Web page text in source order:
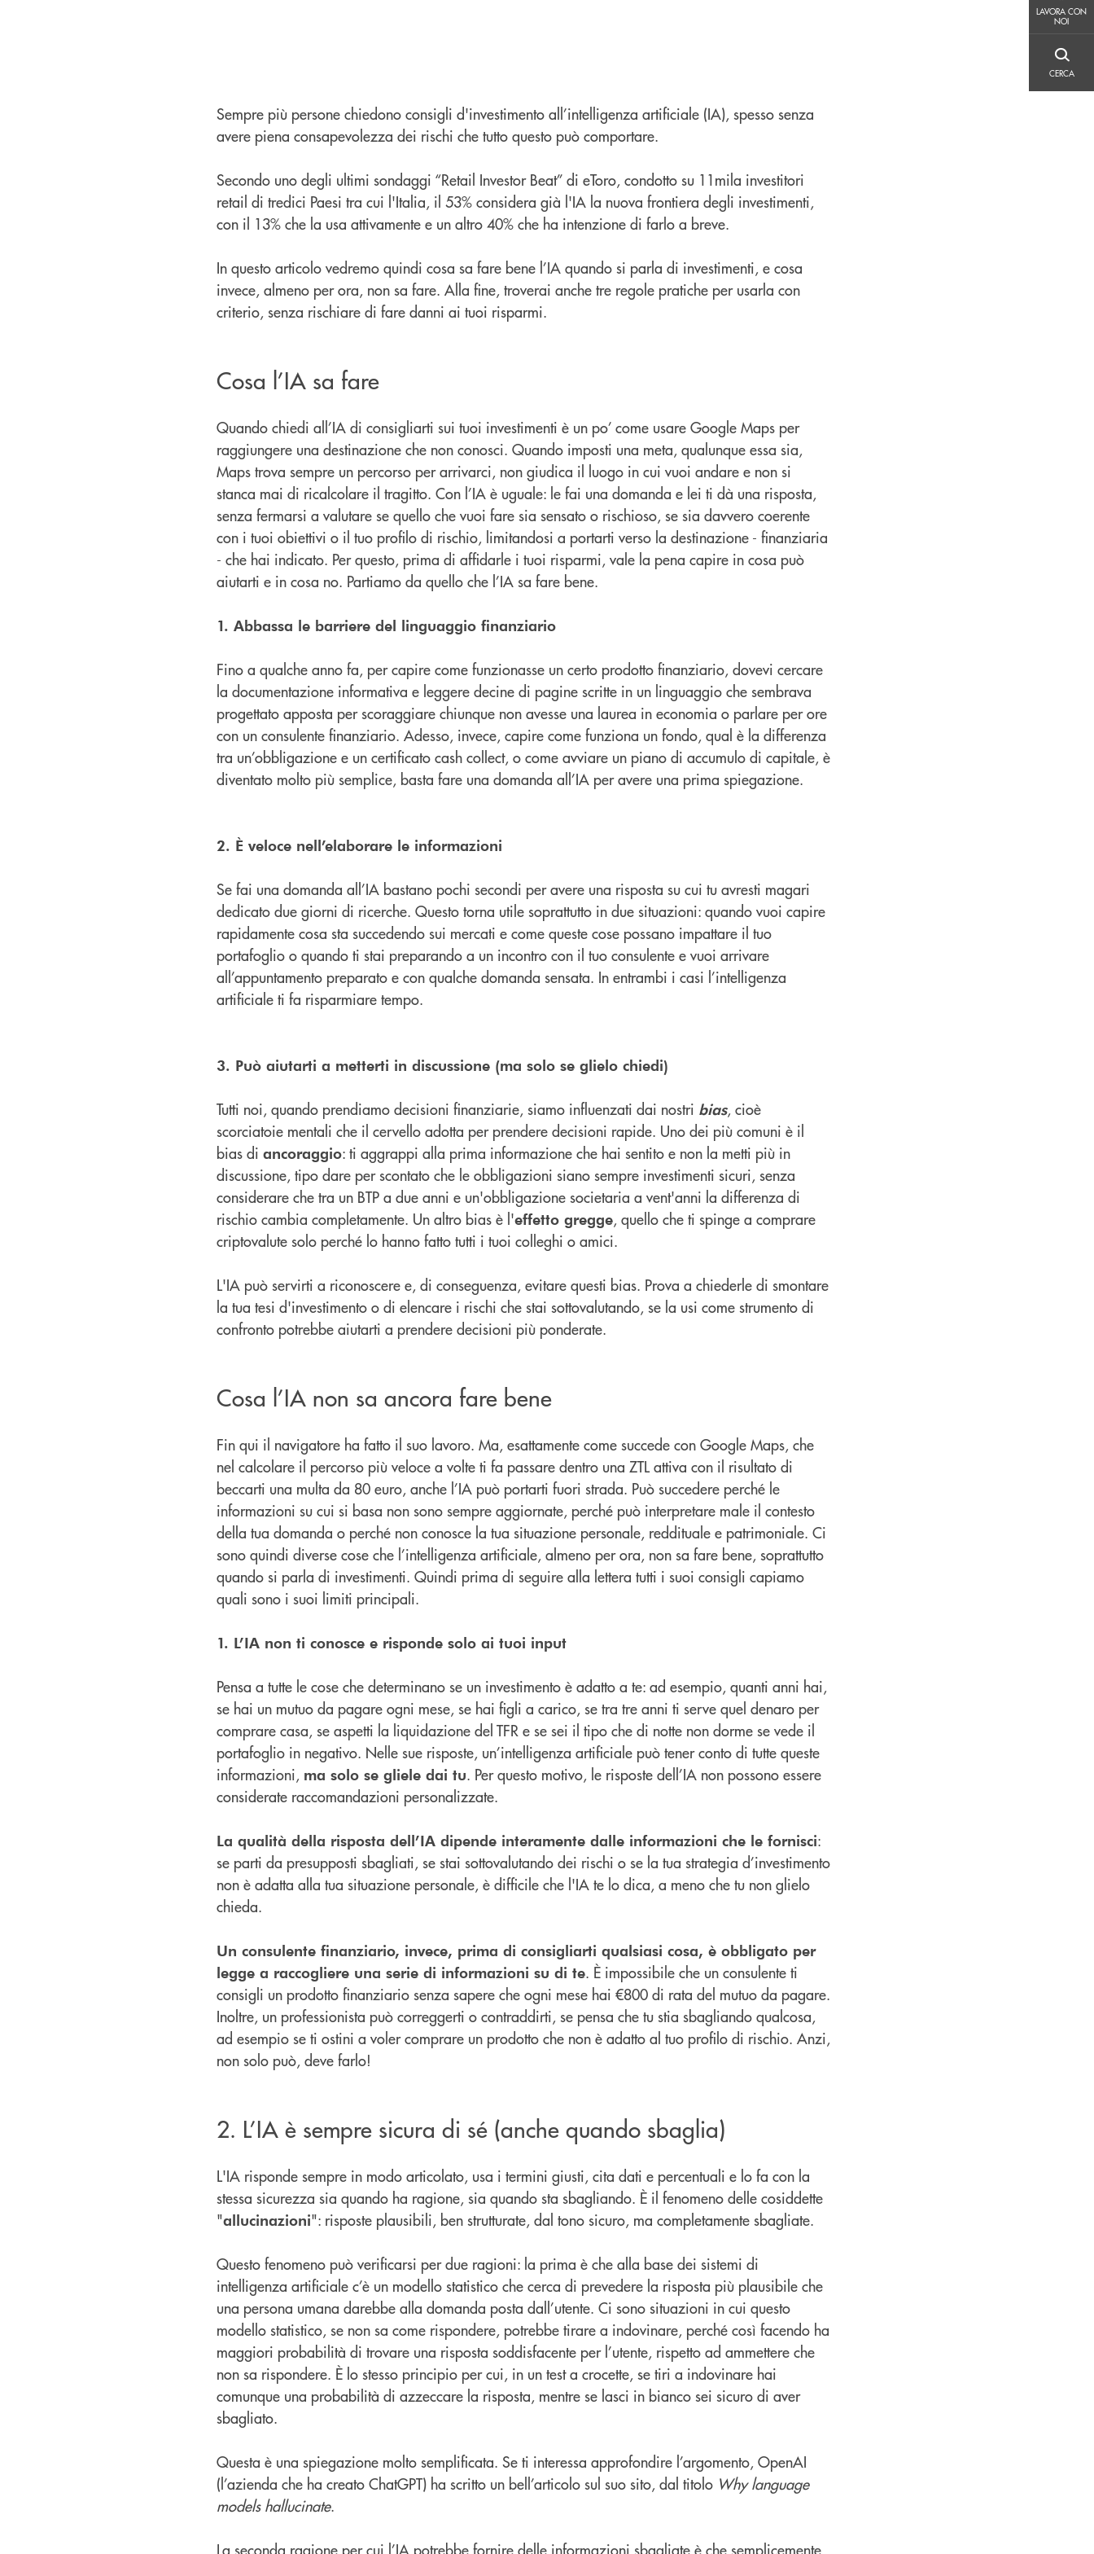
LAVORA CON
NOI
CERCA
Sempre più persone chiedono consigli d'investimento all’intelligenza artificiale (IA), spesso senza
avere piena consapevolezza dei rischi che tutto questo può comportare.
Secondo uno degli ultimi sondaggi “Retail Investor Beat” di eToro, condotto su 11mila investitori
retail di tredici Paesi tra cui l'Italia, il 53% considera già l'IA la nuova frontiera degli investimenti,
con il 13% che la usa attivamente e un altro 40% che ha intenzione di farlo a breve.
In questo articolo vedremo quindi cosa sa fare bene l’IA quando si parla di investimenti, e cosa
invece, almeno per ora, non sa fare. Alla fine, troverai anche tre regole pratiche per usarla con
criterio, senza rischiare di fare danni ai tuoi risparmi.
Cosa l’IA sa fare
Quando chiedi all’IA di consigliarti sui tuoi investimenti è un po’ come usare Google Maps per
raggiungere una destinazione che non conosci. Quando imposti una meta, qualunque essa sia,
Maps trova sempre un percorso per arrivarci, non giudica il luogo in cui vuoi andare e non si
stanca mai di ricalcolare il tragitto. Con l’IA è uguale: le fai una domanda e lei ti dà una risposta,
senza fermarsi a valutare se quello che vuoi fare sia sensato o rischioso, se sia davvero coerente
con i tuoi obiettivi o il tuo profilo di rischio, limitandosi a portarti verso la destinazione - finanziaria
- che hai indicato. Per questo, prima di affidarle i tuoi risparmi, vale la pena capire in cosa può
aiutarti e in cosa no. Partiamo da quello che l’IA sa fare bene.
1. Abbassa le barriere del linguaggio finanziario
Fino a qualche anno fa, per capire come funzionasse un certo prodotto finanziario, dovevi cercare
la documentazione informativa e leggere decine di pagine scritte in un linguaggio che sembrava
progettato apposta per scoraggiare chiunque non avesse una laurea in economia o parlare per ore
con un consulente finanziario. Adesso, invece, capire come funziona un fondo, qual è la differenza
tra un’obbligazione e un certificato cash collect, o come avviare un piano di accumulo di capitale, è
diventato molto più semplice, basta fare una domanda all’IA per avere una prima spiegazione.
2. È veloce nell’elaborare le informazioni
Se fai una domanda all’IA bastano pochi secondi per avere una risposta su cui tu avresti magari
dedicato due giorni di ricerche. Questo torna utile soprattutto in due situazioni: quando vuoi capire
rapidamente cosa sta succedendo sui mercati e come queste cose possano impattare il tuo
portafoglio o quando ti stai preparando a un incontro con il tuo consulente e vuoi arrivare
all’appuntamento preparato e con qualche domanda sensata. In entrambi i casi l’intelligenza
artificiale ti fa risparmiare tempo.
3. Può aiutarti a metterti in discussione (ma solo se glielo chiedi)
Tutti noi, quando prendiamo decisioni finanziarie, siamo influenzati dai nostri bias, cioè
scorciatoie mentali che il cervello adotta per prendere decisioni rapide. Uno dei più comuni è il
bias di ancoraggio: ti aggrappi alla prima informazione che hai sentito e non la metti più in
discussione, tipo dare per scontato che le obbligazioni siano sempre investimenti sicuri, senza
considerare che tra un BTP a due anni e un'obbligazione societaria a vent'anni la differenza di
rischio cambia completamente. Un altro bias è l'effetto gregge, quello che ti spinge a comprare
criptovalute solo perché lo hanno fatto tutti i tuoi colleghi o amici.
L'IA può servirti a riconoscere e, di conseguenza, evitare questi bias. Prova a chiederle di smontare
la tua tesi d'investimento o di elencare i rischi che stai sottovalutando, se la usi come strumento di
confronto potrebbe aiutarti a prendere decisioni più ponderate.
Cosa l’IA non sa ancora fare bene
Fin qui il navigatore ha fatto il suo lavoro. Ma, esattamente come succede con Google Maps, che
nel calcolare il percorso più veloce a volte ti fa passare dentro una ZTL attiva con il risultato di
beccarti una multa da 80 euro, anche l’IA può portarti fuori strada. Può succedere perché le
informazioni su cui si basa non sono sempre aggiornate, perché può interpretare male il contesto
della tua domanda o perché non conosce la tua situazione personale, reddituale e patrimoniale. Ci
sono quindi diverse cose che l’intelligenza artificiale, almeno per ora, non sa fare bene, soprattutto
quando si parla di investimenti. Quindi prima di seguire alla lettera tutti i suoi consigli capiamo
quali sono i suoi limiti principali.
1. L’IA non ti conosce e risponde solo ai tuoi input
Pensa a tutte le cose che determinano se un investimento è adatto a te: ad esempio, quanti anni hai,
se hai un mutuo da pagare ogni mese, se hai figli a carico, se tra tre anni ti serve quel denaro per
comprare casa, se aspetti la liquidazione del TFR e se sei il tipo che di notte non dorme se vede il
portafoglio in negativo. Nelle sue risposte, un’intelligenza artificiale può tener conto di tutte queste
informazioni, ma solo se gliele dai tu. Per questo motivo, le risposte dell’IA non possono essere
considerate raccomandazioni personalizzate.
La qualità della risposta dell’IA dipende interamente dalle informazioni che le fornisci:
se parti da presupposti sbagliati, se stai sottovalutando dei rischi o se la tua strategia d’investimento
non è adatta alla tua situazione personale, è difficile che l'IA te lo dica, a meno che tu non glielo
chieda.
Un consulente finanziario, invece, prima di consigliarti qualsiasi cosa, è obbligato per
legge a raccogliere una serie di informazioni su di te. È impossibile che un consulente ti
consigli un prodotto finanziario senza sapere che ogni mese hai €800 di rata del mutuo da pagare.
Inoltre, un professionista può correggerti o contraddirti, se pensa che tu stia sbagliando qualcosa,
ad esempio se ti ostini a voler comprare un prodotto che non è adatto al tuo profilo di rischio. Anzi,
non solo può, deve farlo!
2. L’IA è sempre sicura di sé (anche quando sbaglia)
L'IA risponde sempre in modo articolato, usa i termini giusti, cita dati e percentuali e lo fa con la
stessa sicurezza sia quando ha ragione, sia quando sta sbagliando. È il fenomeno delle cosiddette
"allucinazioni": risposte plausibili, ben strutturate, dal tono sicuro, ma completamente sbagliate.
Questo fenomeno può verificarsi per due ragioni: la prima è che alla base dei sistemi di
intelligenza artificiale c’è un modello statistico che cerca di prevedere la risposta più plausibile che
una persona umana darebbe alla domanda posta dall’utente. Ci sono situazioni in cui questo
modello statistico, se non sa come rispondere, potrebbe tirare a indovinare, perché così facendo ha
maggiori probabilità di trovare una risposta soddisfacente per l’utente, rispetto ad ammettere che
non sa rispondere. È lo stesso principio per cui, in un test a crocette, se tiri a indovinare hai
comunque una probabilità di azzeccare la risposta, mentre se lasci in bianco sei sicuro di aver
sbagliato.
Questa è una spiegazione molto semplificata. Se ti interessa approfondire l’argomento, OpenAI
(l’azienda che ha creato ChatGPT) ha scritto un bell’articolo sul suo sito, dal titolo Why language
models hallucinate.
La seconda ragione per cui l’IA potrebbe fornire delle informazioni sbagliate è che semplicemente